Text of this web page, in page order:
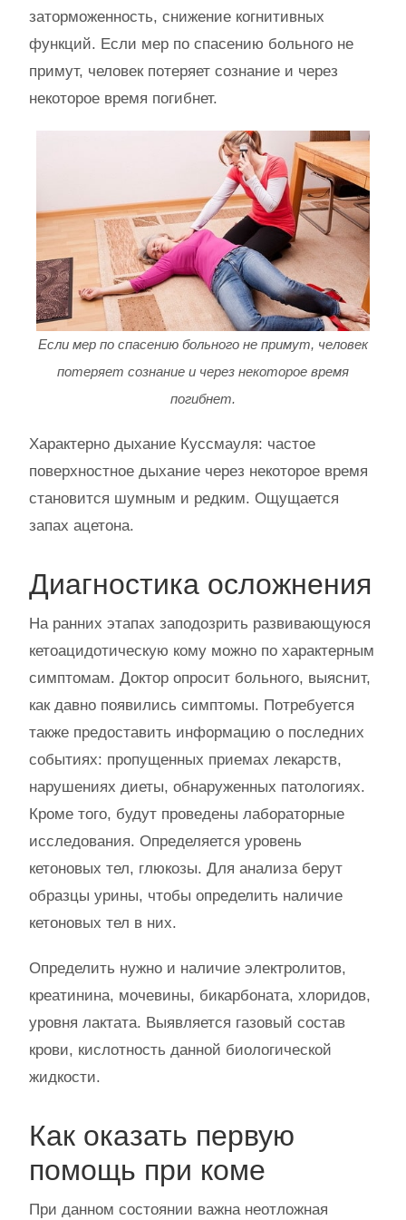
заторможенность, снижение когнитивных
функций. Если мер по спасению больного не
примут, человек потеряет сознание и через
некоторое время погибнет.
Если мер по спасению больного не примут, человек
потеряет сознание и через некоторое время
погибнет.
Характерно дыхание Куссмауля: частое
поверхностное дыхание через некоторое время
становится шумным и редким. Ощущается
запах ацетона.
Диагностика осложнения
На ранних этапах заподозрить развивающуюся
кетоацидотическую кому можно по характерным
симптомам. Доктор опросит больного, выяснит,
как давно появились симптомы. Потребуется
также предоставить информацию о последних
событиях: пропущенных приемах лекарств,
нарушениях диеты, обнаруженных патологиях.
Кроме того, будут проведены лабораторные
исследования. Определяется уровень
кетоновых тел, глюкозы. Для анализа берут
образцы урины, чтобы определить наличие
кетоновых тел в них.
Определить нужно и наличие электролитов,
креатинина, мочевины, бикарбоната, хлоридов,
уровня лактата. Выявляется газовый состав
крови, кислотность данной биологической
жидкости.
Как оказать первую
помощь при коме
При данном состоянии важна неотложная